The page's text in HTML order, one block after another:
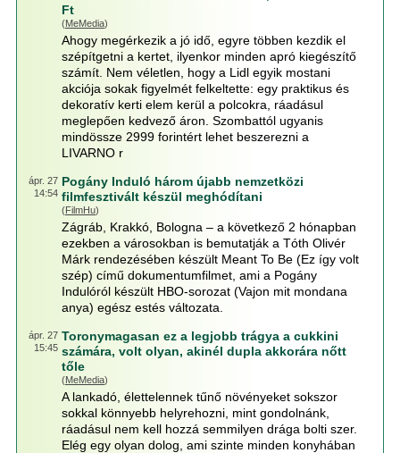
Ft
(MeMedia)
Ahogy megérkezik a jó idő, egyre többen kezdik el
szépítgetni a kertet, ilyenkor minden apró kiegészítő
számít. Nem véletlen, hogy a Lidl egyik mostani
akciója sokak figyelmét felkeltette: egy praktikus és
dekoratív kerti elem kerül a polcokra, ráadásul
meglepően kedvező áron. Szombattól ugyanis
mindössze 2999 forintért lehet beszerezni a
LIVARNO r
ápr. 27
14:54
Pogány Induló három újabb nemzetközi
filmfesztivált készül meghódítani
(FilmHu)
Zágráb, Krakkó, Bologna – a következő 2 hónapban
ezekben a városokban is bemutatják a Tóth Olivér
Márk rendezésében készült Meant To Be (Ez így volt
szép) című dokumentumfilmet, ami a Pogány
Indulóról készült HBO-sorozat (Vajon mit mondana
anya) egész estés változata.
ápr. 27
15:45
Toronymagasan ez a legjobb trágya a cukkini
számára, volt olyan, akinél dupla akkorára nőtt
tőle
(MeMedia)
A lankadó, élettelennek tűnő növényeket sokszor
sokkal könnyebb helyrehozni, mint gondolnánk,
ráadásul nem kell hozzá semmilyen drága bolti szer.
Elég egy olyan dolog, ami szinte minden konyhában